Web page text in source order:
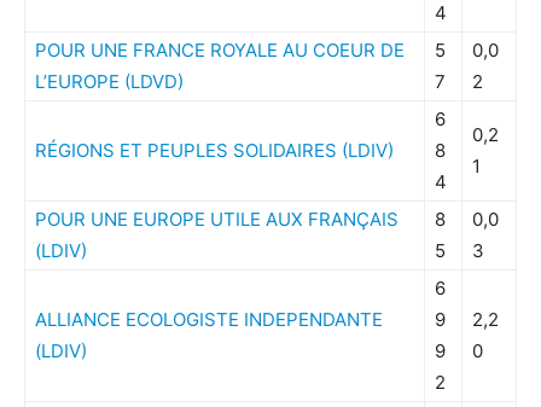
4
POUR UNE FRANCE ROYALE AU COEUR DE
L’EUROPE (LDVD)
5
7
0,0
2
RÉGIONS ET PEUPLES SOLIDAIRES (LDIV)
6
8
4
0,2
1
POUR UNE EUROPE UTILE AUX FRANÇAIS
(LDIV)
8
5
0,0
3
ALLIANCE ECOLOGISTE INDEPENDANTE
(LDIV)
6
9
9
2
2,2
0